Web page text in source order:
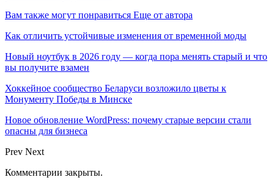
Вам также могут понравиться Еще от автора
Как отличить устойчивые изменения от временной моды
Новый ноутбук в 2026 году — когда пора менять старый и что
вы получите взамен
Хоккейное сообщество Беларуси возложило цветы к
Монументу Победы в Минске
Новое обновление WordPress: почему старые версии стали
опасны для бизнеса
Prev Next
Комментарии закрыты.